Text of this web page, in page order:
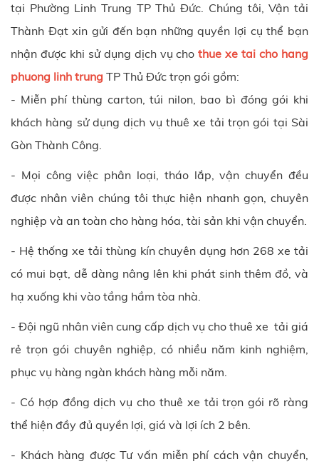
tại Phường Linh Trung TP Thủ Đức. Chúng tôi, Vận tải
Thành Đạt xin gửi đến bạn những quyền lợi cụ thể bạn
nhận được khi sử dụng dịch vụ chothue xe tai cho hang
phuong linh trung TP Thủ Đức trọn gói gồm:
- Miễn phí thùng carton, túi nilon, bao bì đóng gói khi
khách hàng sử dụng dịch vụ thuê xe tải trọn gói tại Sài
Gòn Thành Công.
- Mọi công việc phân loại, tháo lắp, vận chuyển đều
được nhân viên chúng tôi thực hiện nhanh gọn, chuyên
nghiệp và an toàn cho hàng hóa, tài sản khi vận chuyển.
- Hệ thống xe tải thùng kín chuyên dụng hơn 268 xe tải
có mui bạt, dễ dàng nâng lên khi phát sinh thêm đồ, và
hạ xuống khi vào tầng hầm tòa nhà.
- Đội ngũ nhân viên cung cấp dịch vụ cho thuê xe tải giá
rẻ trọn gói chuyên nghiệp, có nhiều năm kinh nghiệm,
phục vụ hàng ngàn khách hàng mỗi năm.
- Có hợp đồng dịch vụ cho thuê xe tải trọn gói rõ ràng
thể hiện đầy đủ quyền lợi, giá và lợi ích 2 bên.
- Khách hàng được Tư vấn miễn phí cách vận chuyển,